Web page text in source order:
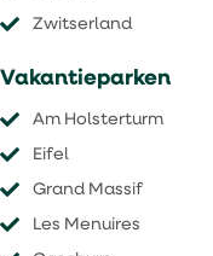
​​​​​​​Zwitserland
Vakantieparken
Am Holsterturm
Eifel
Grand Massif
Les Menuires